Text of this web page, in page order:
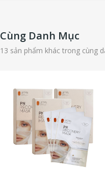
Cùng Danh Mục
13 sản phẩm khác trong cùng